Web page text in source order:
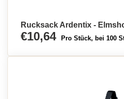
Rucksack Ardentix -
€10,64 Pro Stück, bei 100